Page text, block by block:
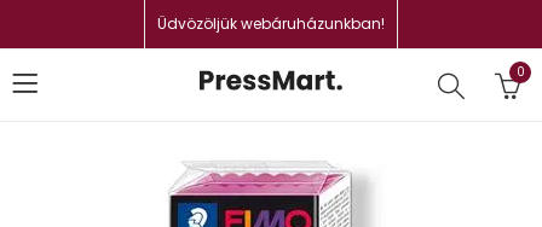
Üdvözöljük webáruházunkban!
0